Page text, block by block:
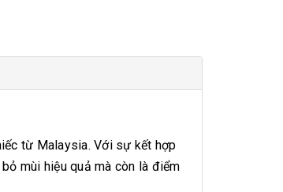
từ Malaysia. Với sự kết hợp
mùi hiệu quả mà còn là điểm